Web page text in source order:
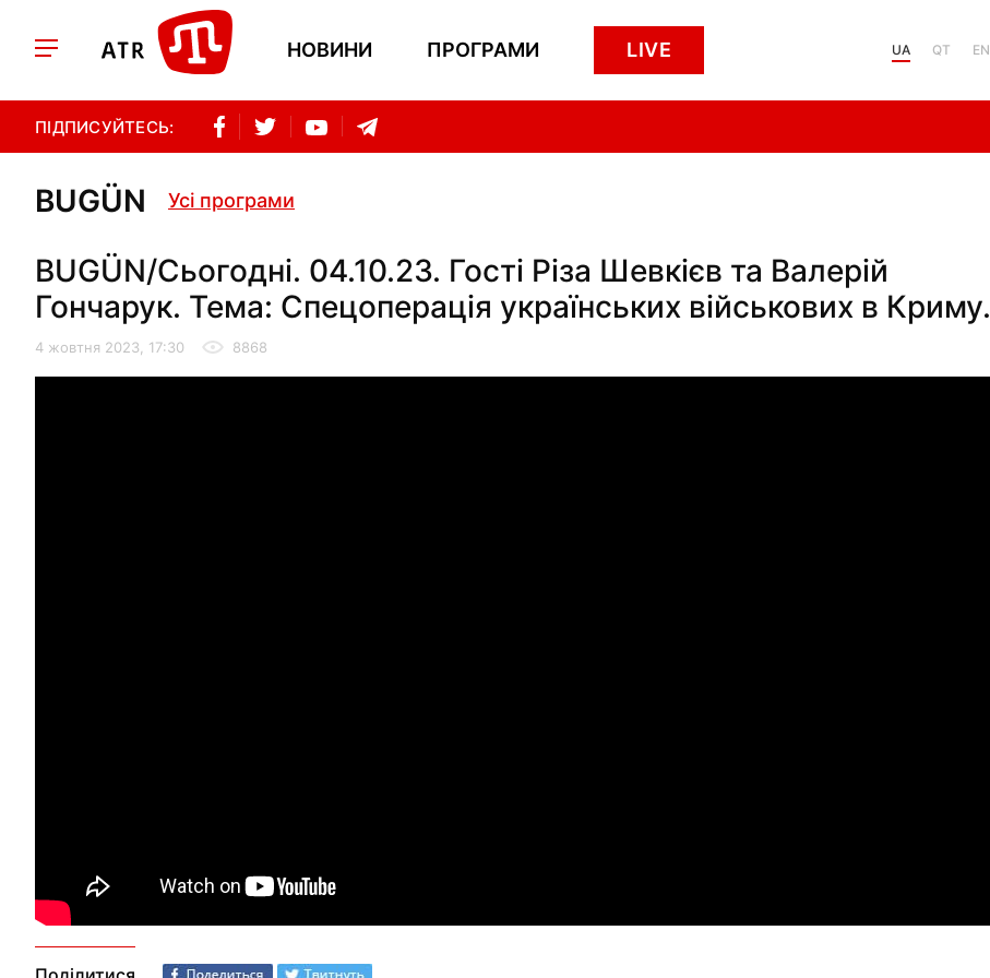
НОВИНИ ПРОГРАМИ LIVE UA QT EN
ПІДПИСУЙТЕСЬ:
BUGÜN Усі програми
BUGÜN/Сьогодні. 04.10.23. Гості Різа Шевкієв та Валерій
Гончарук. Тема: Спецоперація українських військових в Криму.
4 жовтня 2023, 17:30 8868